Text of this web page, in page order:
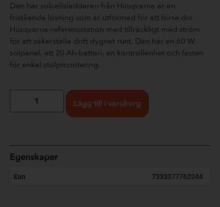
Den här solcellsladdaren från Husqvarna är en
fristående lösning som är utformad för att förse din
Husqvarna-referensstation med tillräckligt med ström
för att säkerställa drift dygnet runt. Den har en 60 W
solpanel, ett 20 Ah-batteri, en kontrollenhet och fästen
för enkel stolpmontering.
Lägg till i varukorg
Egenskaper
Ean 7333377762244